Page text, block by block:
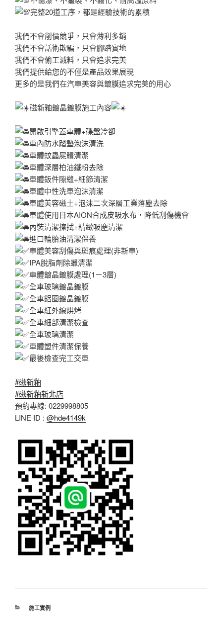
完整20道工序，都是經驗技術的累積
我們不會削價競爭，只會薄利多銷
我們不會話術欺騙，只會腳踏實地
我們不會偷工減料，只會追求完美
我們提供給您的不僅是產品效果展現
更多的是我們在汽車美容與鍍膜追求完美的用心
磁新釉鍍晶鍍膜施工內容
開啟引擎蓋車體+碟盤冷卻
車內防水踏墊泡沫清洗
車體蚊蟲屍體清潔
車體深層柏油鐵粉去除
車體鈑件隙縫+細節清潔
車體中性洗車泡沫清潔
車體美容磁土+泡沫二次深層工業落塵去除
車體使用日本AION合成皮吸水布，降低刮傷機會
內裝清潔擦拭+精緻吸塵清潔
進口輪胎油清潔保養
車體美容刮傷與斑痕處理(非新車)
IPA脫脂劑除蠟清潔
車體鍍晶鍍膜處理(1－3層)
全車玻璃鍍晶鍍膜
全車鋁圈鍍晶鍍膜
全車紅外線烘烤
全車細部清潔檢查
全車玻璃清潔
車體塑件清潔保養
最後檢查完工交車
#磁新釉
#磁新釉新北店
預約專線: 0229998805
LINE ID : @hde4149k
分
施工實例